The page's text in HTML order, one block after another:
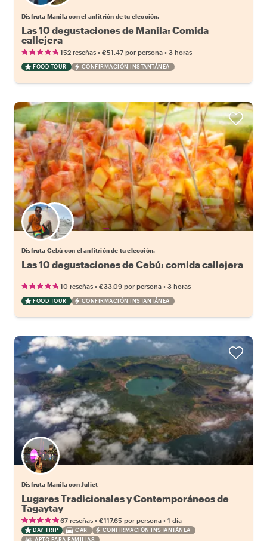
Disfruta Manila con el anfitrión de tu elección.
Las 10 degustaciones de Manila: Comida
callejera
152 reseñas • €51.47 por persona • 3 horas
FOOD TOUR CONFIRMACIÓN INSTANTÁNEA
Elige tu local favorito
Disfruta Cebú con el anfitrión de tu elección.
Las 10 degustaciones de Cebú: comida callejera
10 reseñas • €33.09 por persona • 3 horas
FOOD TOUR CONFIRMACIÓN INSTANTÁNEA
Disfruta Manila con Juliet
Lugares Tradicionales y Contemporáneos de
Tagaytay
67 reseñas • €117.65 por persona • 1 día
DAY TRIP CAR
CONFIRMACIÓN INSTANTÁNEA
APTO PARA FAMILIAS